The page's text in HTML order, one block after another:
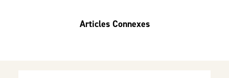
Articles Connexes